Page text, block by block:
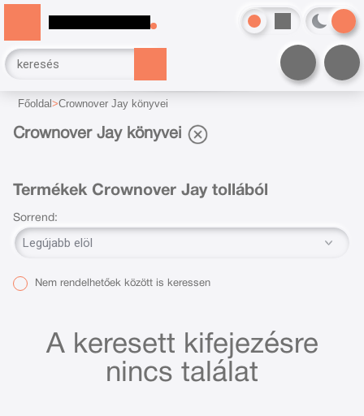
Főoldal Crownover Jay könyvei
Crownover Jay könyvei
Termékek Crownover Jay tollából
Sorrend:
Nem rendelhetőek között is keressen
A keresett kifejezésre
nincs találat